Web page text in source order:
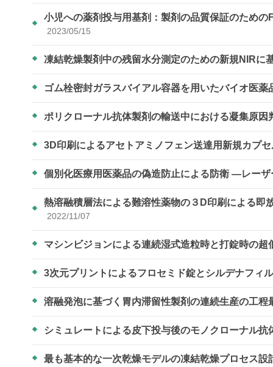
小児への薬剤投与用基剤：製剤の品質保証のため
2023/05/15
凍結乾燥製剤中の残留水分測定のための新規NIRに
ゴム栓密封ガラスバイアル容器を用いたバイオ医
ポリクローナル抗体製剤の輸送中における凝集原
3D印刷によるアセトアミノフェン送達用新規カプ
個別化医療用医薬品の偽造防止による防衛 ―レー
熱溶融積層法による難溶性薬物の３D印刷による即
2022/11/07
マシンビジョンによる連続湿式造粒時と打錠時の
3次元プリントによるフロセミド錠とシルデナフィ
溶融発泡に基づく胃内滞留性製剤の連続生産の工程
シミュレートによる皮下投与後のモノクローナル抗
最も基本的な一次乾燥モデルの凍結乾燥プロセス